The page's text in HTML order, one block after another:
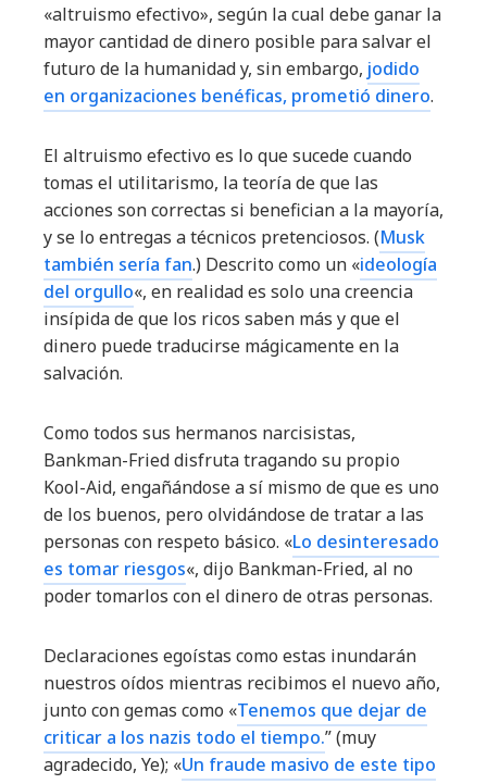
«altruismo efectivo», según la cual debe ganar la
mayor cantidad de dinero posible para salvar el
futuro de la humanidad y, sin embargo, jodido
en organizaciones benéficas, prometió dinero.
El altruismo efectivo es lo que sucede cuando
tomas el utilitarismo, la teoría de que las
acciones son correctas si benefician a la mayoría,
y se lo entregas a técnicos pretenciosos. (Musk
también sería fan.) Descrito como un «ideología
del orgullo«, en realidad es solo una creencia
insípida de que los ricos saben más y que el
dinero puede traducirse mágicamente en la
salvación.
Como todos sus hermanos narcisistas,
Bankman-Fried disfruta tragando su propio
Kool-Aid, engañándose a sí mismo de que es uno
de los buenos, pero olvidándose de tratar a las
personas con respeto básico. «Lo desinteresado
es tomar riesgos«, dijo Bankman-Fried, al no
poder tomarlos con el dinero de otras personas.
Declaraciones egoístas como estas inundarán
nuestros oídos mientras recibimos el nuevo año,
junto con gemas como «Tenemos que dejar de
criticar a los nazis todo el tiempo.” (muy
agradecido, Ye); «Un fraude masivo de este tipo